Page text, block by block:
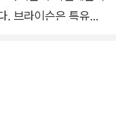
. 브라이슨은 특유의
휘하여 우리 몸의 거
용하기 위해서 사람